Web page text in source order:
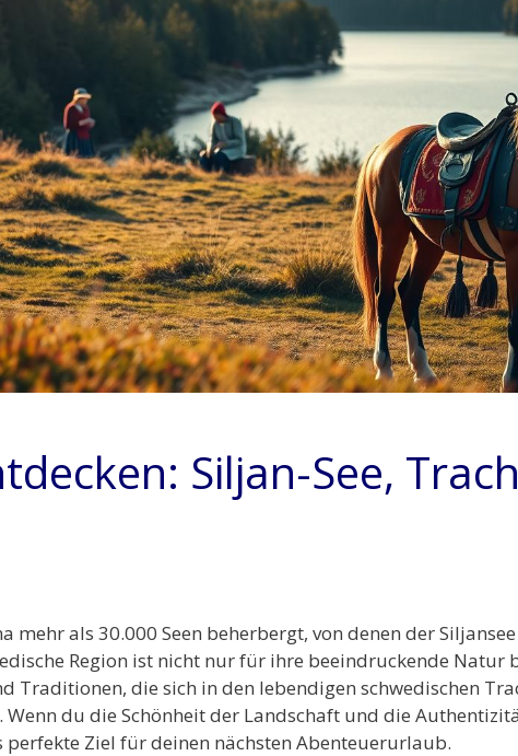
Siljan-See,
mehr als 30.000 Seen beherbergt, von denen der
Region ist nicht nur für ihre beeindruckende Natur
Traditionen, die sich in den lebendigen schwedischen
du die Schönheit der Landschaft und die
perfekte Ziel für deinen nächsten Abenteuerurlaub.